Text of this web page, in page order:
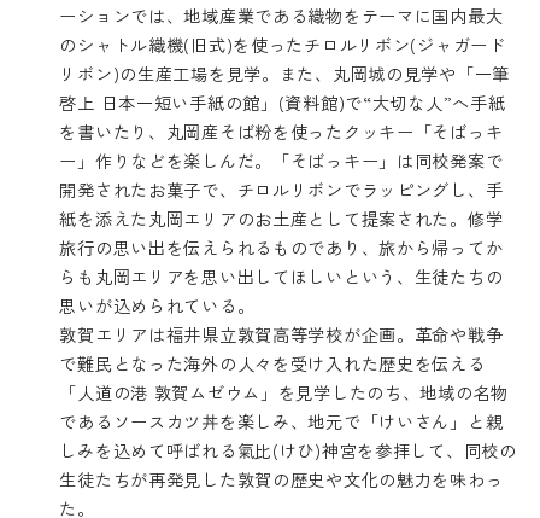
ーションでは、地域産業である織物をテーマに国内最大
のシャトル織機(旧式)を使ったチロルリボン(ジャガード
リボン)の生産工場を見学。また、丸岡城の見学や「一筆
啓上 日本一短い手紙の館」(資料館)で“大切な人”へ手紙
を書いたり、丸岡産そば粉を使ったクッキー「そばっキ
ー」作りなどを楽しんだ。「そばっキー」は同校発案で
開発されたお菓子で、チロルリボンでラッピングし、手
紙を添えた丸岡エリアのお土産として提案された。修学
旅行の思い出を伝えられるものであり、旅から帰ってか
らも丸岡エリアを思い出してほしいという、生徒たちの
思いが込められている。
敦賀エリアは福井県立敦賀高等学校が企画。革命や戦争
で難民となった海外の人々を受け入れた歴史を伝える
「人道の港 敦賀ムゼウム」を見学したのち、地域の名物
であるソースカツ丼を楽しみ、地元で「けいさん」と親
しみを込めて呼ばれる氣比(けひ)神宮を参拝して、同校の
生徒たちが再発見した敦賀の歴史や文化の魅力を味わっ
た。